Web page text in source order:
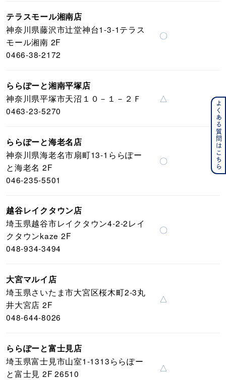
テラスモール湘南店
神奈川県藤沢市辻堂神台1-3-1テラス
モール湘南 2F
0466-38-2172
〇
ららぽーと湘南平塚店
神奈川県平塚市天沼１０－１－２Ｆ
0463-23-5270
△
ららぽーと海老名店
神奈川県海老名市扇町13-1ららぽー
と海老名 2F
046-235-5501
〇
越谷レイクタウン店
埼玉県越谷市レイクタウン4-2-2レイ
クタウンkaze 2F
048-934-3494
〇
大宮マルイ店
埼玉県さいたま市大宮区桜木町2-3丸
井大宮店 2F
048-644-8026
△
ららぽーと富士見店
埼玉県富士見市山室1-1313ららぽー
と富士見 2F 26510
△
よくある質問はこちら